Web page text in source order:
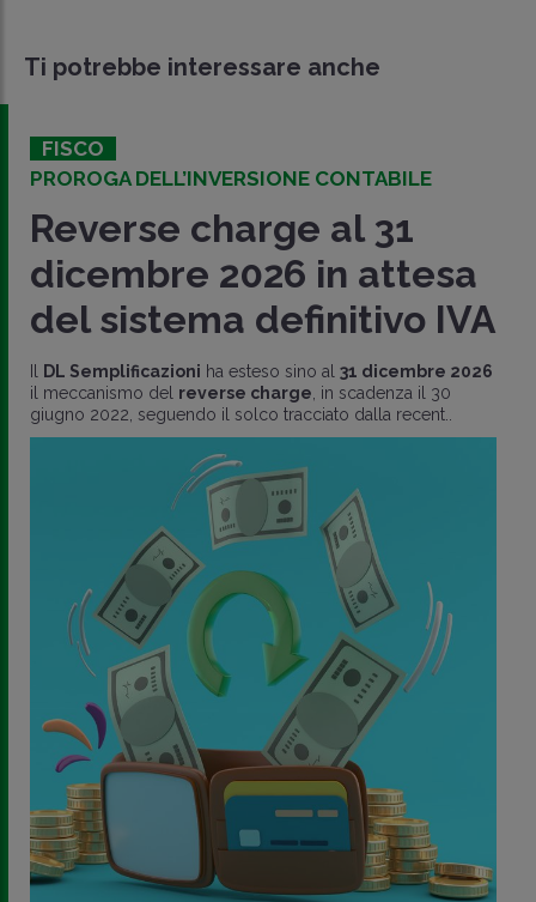
Ti potrebbe interessare anche
FISCO
PROROGA DELL’INVERSIONE CONTABILE
Reverse charge al 31
dicembre 2026 in attesa
del sistema definitivo IVA
DL Semplificazioni ha esteso sino al 31 dicembre 2026
il meccanismo del reverse charge , in scadenza il 30
giugno 2022, seguendo il solco tracciato dalla recent..